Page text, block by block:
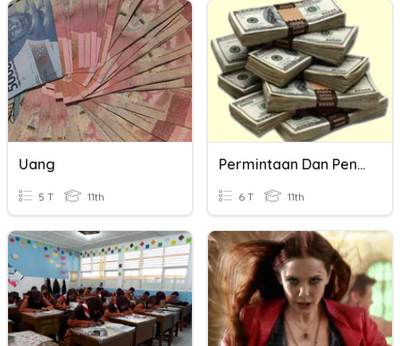
Uang
5 T 11th
Permintaan Dan Penawaran Uang
6 T 11th